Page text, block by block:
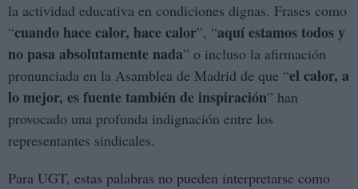
la actividad educativa en condiciones dignas. Frases como
“cuando hace calor, hace calor”, “aquí estamos todos y
no pasa absolutamente nada” o incluso la afirmación
pronunciada en la Asamblea de Madrid de que “el calor, a
lo mejor, es fuente también de inspiración” han
provocado una profunda indignación entre los
representantes sindicales.
Para UGT, estas palabras no pueden interpretarse como